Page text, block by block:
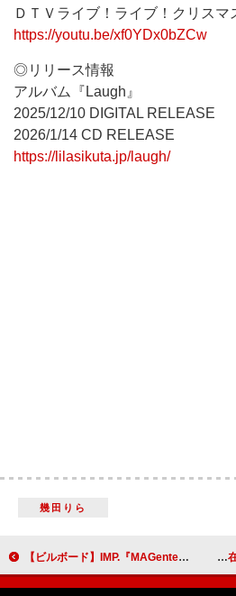
ＤＴＶライブ！ライブ！クリスマ
https://youtu.be/xf0YDx0bZCw
◎リリース情報
アルバム『Laugh』
2025/12/10 DIGITAL RELEASE
2026/1/14 CD RELEASE
https://lilasikuta.jp/laugh/
幾田りら
【ビルボード】IMP.『MAGenter』がDLアルバム首位獲得 Hi-STANDARD／ミセスが続く テイ